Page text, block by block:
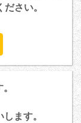
さい。
ます。